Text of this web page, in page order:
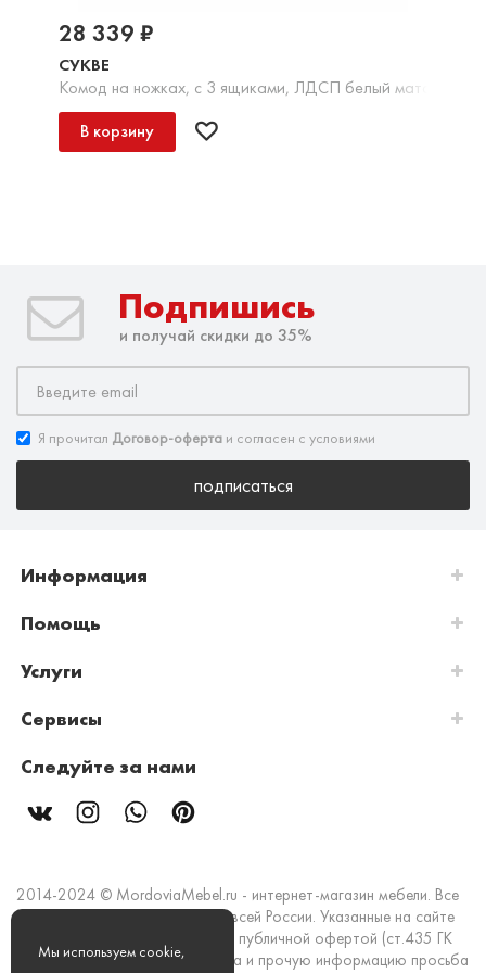
СУКВЕ
Комод на ножках, с 3 ящиками, ЛДСП белый матовый
28 339 ₽
В корзину
Подпишись
и получай скидки до 35%
Я прочитал Договор-оферта и согласен с условиями
подписаться
Информация
Помощь
Услуги
Сервисы
Следуйте за нами
2014-2024 © MordoviaMebel.ru - интернет-магазин мебели. Все
права защищены. Доставка по всей России. Указанные на сайте
цены и информация не являются публичной офертой (ст.435 ГК
РФ). Стоимость, наличие товара и прочую информацию просьба
Мы используем cookie,